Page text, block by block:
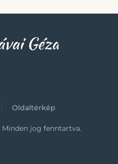
Oldaltérkép
Minden jog fenntartva.